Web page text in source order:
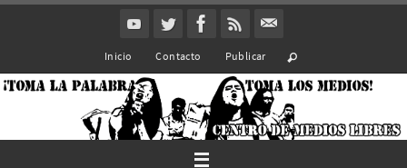
Inicio Contacto Publicar